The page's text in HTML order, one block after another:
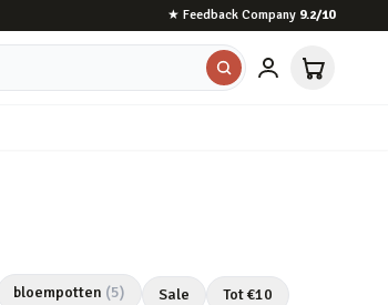
★ Feedback Company 9.2/10
bloempotten (5) Sale Tot €10